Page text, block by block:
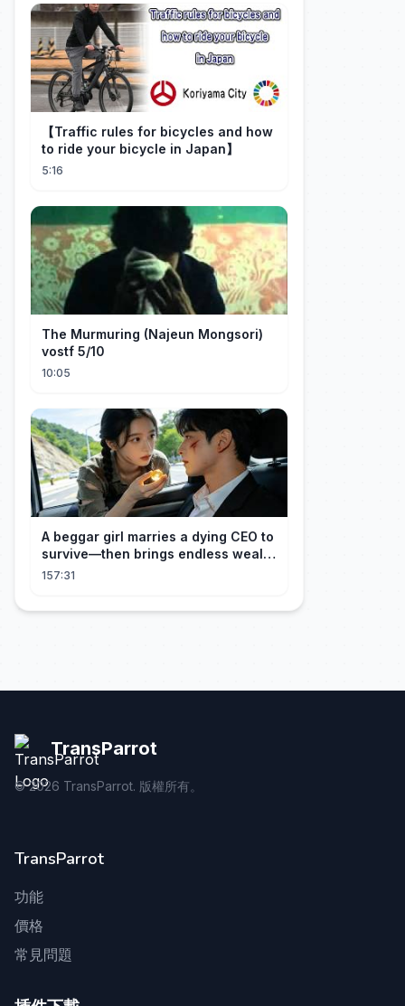
【Traffic rules for bicycles and how
to ride your bicycle in Japan】
5:16
The Murmuring (Najeun Mongsori)
vostf 5/10
10:05
A beggar girl marries a dying CEO to
survive—then brings endless wealth
to his family.
157:31
TransParrot
©2026 TransParrot. 版權所有。
TransParrot
功能
價格
常見問題